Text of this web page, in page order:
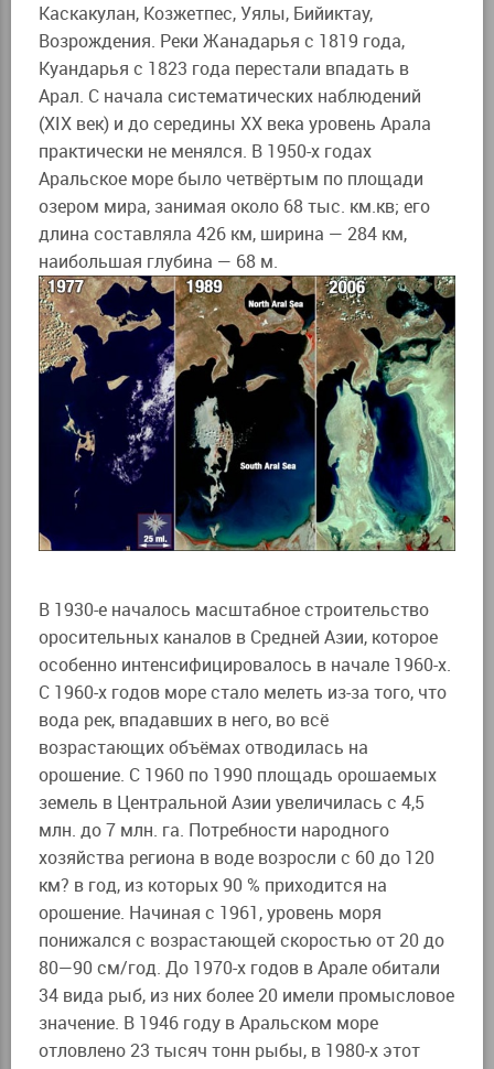
Каскакулан, Козжетпес, Уялы, Бийиктау,
Возрождения. Реки Жанадарья с 1819 года,
Куандарья с 1823 года перестали впадать в
Арал. С начала систематических наблюдений
(XIX век) и до середины XX века уровень Арала
практически не менялся. В 1950-х годах
Аральское море было четвёртым по площади
озером мира, занимая около 68 тыс. км.кв; его
длина составляла 426 км, ширина — 284 км,
наибольшая глубина — 68 м.
В 1930-е началось масштабное строительство
оросительных каналов в Средней Азии, которое
особенно интенсифицировалось в начале 1960-х.
С 1960-х годов море стало мелеть из-за того, что
вода рек, впадавших в него, во всё
возрастающих объёмах отводилась на
орошение. С 1960 по 1990 площадь орошаемых
земель в Центральной Азии увеличилась с 4,5
млн. до 7 млн. га. Потребности народного
хозяйства региона в воде возросли с 60 до 120
км? в год, из которых 90 % приходится на
орошение. Начиная с 1961, уровень моря
понижался с возрастающей скоростью от 20 до
80—90 см/год. До 1970-х годов в Арале обитали
34 вида рыб, из них более 20 имели промысловое
значение. В 1946 году в Аральском море
отловлено 23 тысяч тонн рыбы, в 1980-х этот